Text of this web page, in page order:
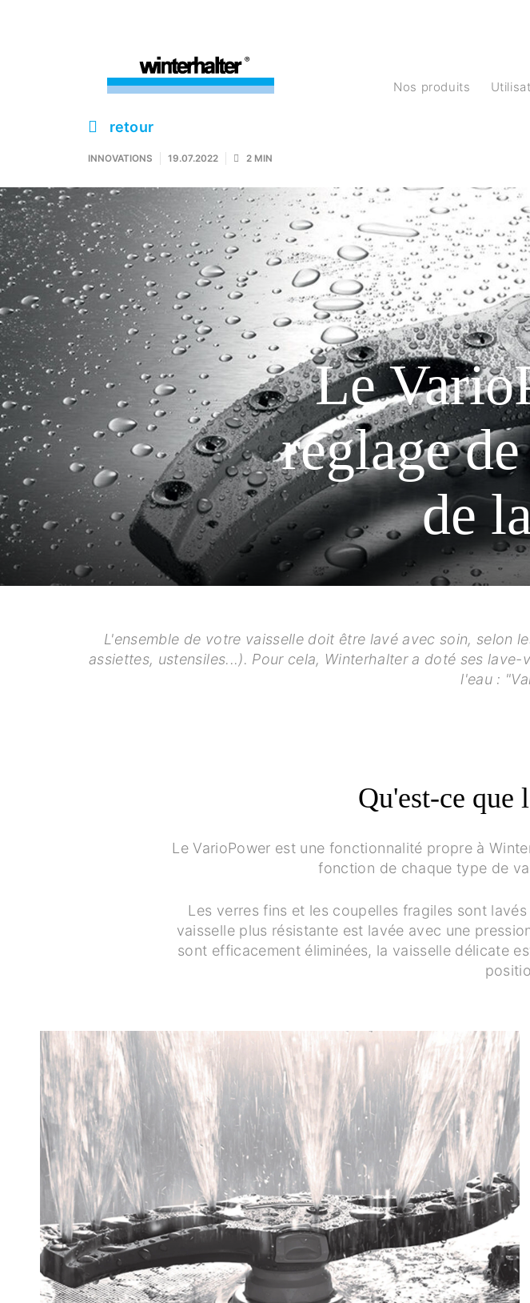
Nos produits
retour
INNOVATIONS 19.07.2022 2 MIN
Le
réglage
de
L'ensemble de votre vaisselle doit être lavé avec soin, selon
assiettes, ustensiles...). Pour cela, Winterhalter a doté ses
l'eau :
Qu'est-ce que
Le VarioPower est une fonctionnalité propre à
fonction de chaque type de
Les verres fins et les coupelles fragiles sont
vaisselle plus résistante est lavée avec une
sont efficacement éliminées, la vaisselle délicate